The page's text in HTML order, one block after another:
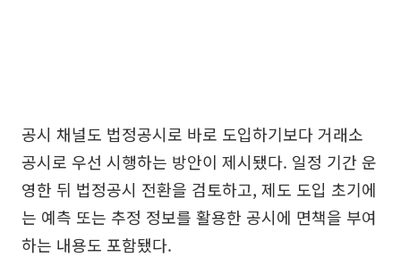
공시 채널도 법정공시로 바로 도입하기보다 거래소
공시로 우선 시행하는 방안이 제시됐다. 일정 기간 운
영한 뒤 법정공시 전환을 검토하고, 제도 도입 초기에
는 예측 또는 추정 정보를 활용한 공시에 면책을 부여
하는 내용도 포함됐다.